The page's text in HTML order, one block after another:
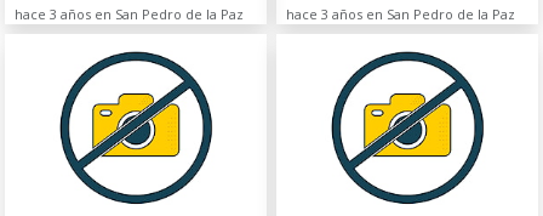
hace 3 años en San Pedro de la Paz hace 3 años en San Pedro de la Paz